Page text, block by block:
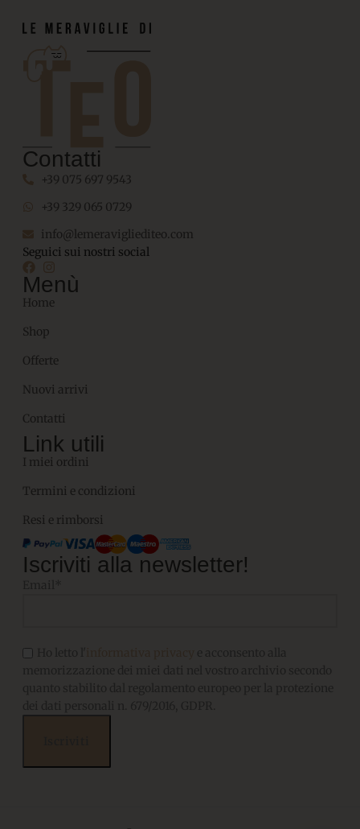
Contatti
+39 075 697 9543
+39 329 065 0729
info@lemeravigliediteo.com
Seguici sui nostri social
Menù
Home
Shop
Offerte
Nuovi arrivi
Contatti
Link utili
I miei ordini
Termini e condizioni
Resi e rimborsi
Iscriviti alla newsletter!